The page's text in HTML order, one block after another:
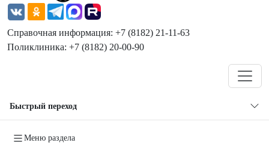
Справочная информация: +7 (8182) 21-11-63
Поликлиника: +7 (8182) 20-00-90
Быстрый переход
Меню раздела